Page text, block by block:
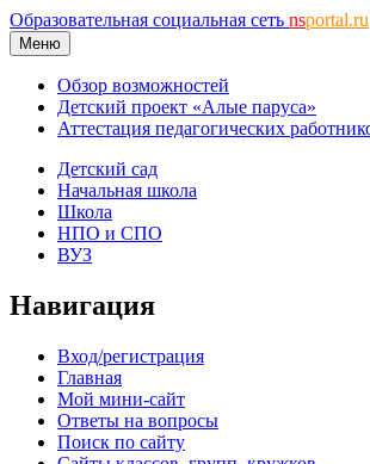
Образовательная социальная сеть nsportal.ru
Меню
Обзор возможностей
Детский проект «Алые паруса»
Аттестация педагогических
Детский сад
Начальная школа
Школа
НПО и СПО
ВУЗ
Навигация
Вход/регистрация
Главная
Мой мини-сайт
Ответы на вопросы
Поиск по сайту